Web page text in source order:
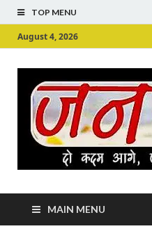
TOP MENU
August 4, 2026
MAIN MENU